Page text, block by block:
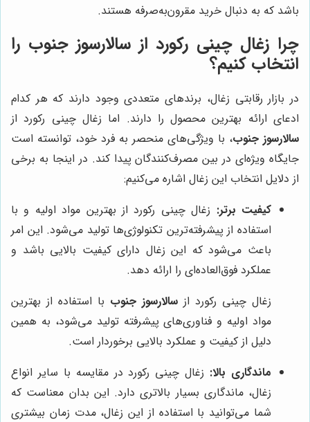
باشد که به دنبال خرید مقرون‌به‌صرفه هستند.
چرا زغال چینی رکورد از سالارسوز جنوب را
انتخاب کنیم؟
در بازار رقابتی زغال، برندهای متعددی وجود دارند که هر کدام
ادعای ارائه بهترین محصول را دارند. اما زغال چینی رکورد از
سالارسوز جنوب، با ویژگی‌های منحصر به فرد خود، توانسته است
جایگاه ویژه‌ای در بین مصرف‌کنندگان پیدا کند. در اینجا به برخی
از دلایل انتخاب این زغال اشاره می‌کنیم:
کیفیت برتر: زغال چینی رکورد از بهترین مواد اولیه و با
استفاده از پیشرفته‌ترین تکنولوژی‌ها تولید می‌شود. این امر
باعث می‌شود که این زغال دارای کیفیت بالایی باشد و
عملکرد فوق‌العاده‌ای را ارائه دهد.
زغال چینی رکورد از سالارسوز جنوب با استفاده از بهترین
مواد اولیه و فناوری‌های پیشرفته تولید می‌شود، به همین
دلیل از کیفیت و عملکرد بالایی برخوردار است.
ماندگاری بالا: زغال چینی رکورد در مقایسه با سایر انواع
زغال، ماندگاری بسیار بالاتری دارد. این بدان معناست که
شما می‌توانید با استفاده از این زغال، مدت زمان بیشتری